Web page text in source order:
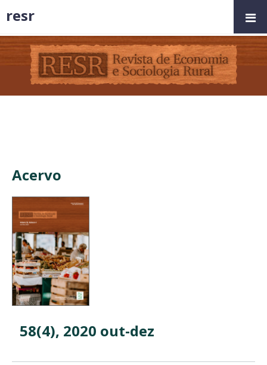
Acervo
58(4), 2020 out-dez
resr